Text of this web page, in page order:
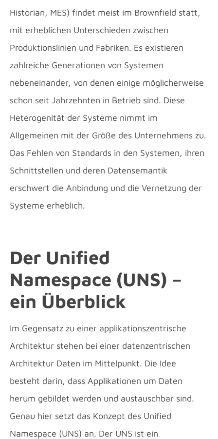
Historian, MES) findet meist im Brownfield statt,
mit erheblichen Unterschieden zwischen
Produktionslinien und Fabriken. Es existieren
zahlreiche Generationen von Systemen
nebeneinander, von denen einige möglicherweise
schon seit Jahrzehnten in Betrieb sind. Diese
Heterogenität der Systeme nimmt im
Allgemeinen mit der Größe des Unternehmens zu.
Das Fehlen von Standards in den Systemen, ihren
Schnittstellen und deren Datensemantik
erschwert die Anbindung und die Vernetzung der
Systeme erheblich.
Der Unified
Namespace (UNS) –
ein Überblick
Im Gegensatz zu einer applikationszentrische
Architektur stehen bei einer datenzentrischen
Architektur Daten im Mittelpunkt. Die Idee
besteht darin, dass Applikationen um Daten
herum gebildet werden und austauschbar sind.
Genau hier setzt das Konzept des Unified
Namespace (UNS) an. Der UNS ist ein